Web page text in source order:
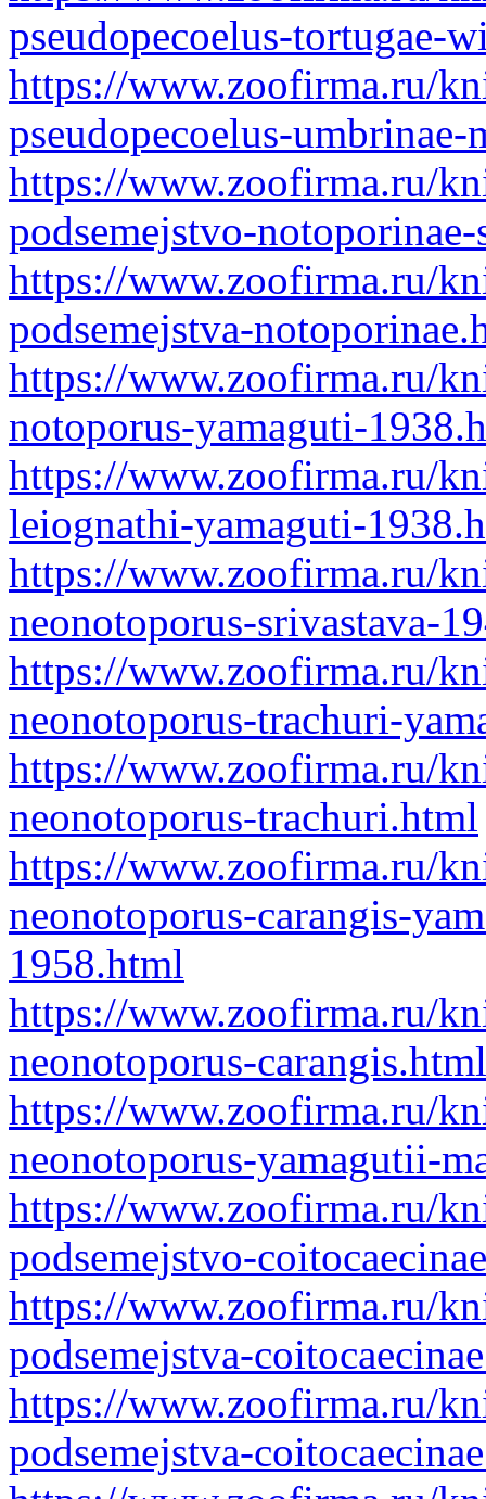
pseudopecoelus-tortugae-
https://www.zoofirma.ru/
pseudopecoelus-
https://www.zoofirma.ru/
podsemejstvo-
https://www.zoofirma.ru/
podsemejstva-
https://www.zoofirma.ru/
notoporus-yamaguti-
https://www.zoofirma.ru/
leiognathi-yamaguti-
https://www.zoofirma.ru/
neonotoporus-srivastava-
https://www.zoofirma.ru/
neonotoporus-trachuri-
https://www.zoofirma.ru/
neonotoporus-trachuri.html
https://www.zoofirma.ru/
neonotoporus-carangis-
1958.html
https://www.zoofirma.ru/
neonotoporus-carangis.html
https://www.zoofirma.ru/
neonotoporus-yamagutii-
https://www.zoofirma.ru/
podsemejstvo-
https://www.zoofirma.ru/
podsemejstva-
https://www.zoofirma.ru/
podsemejstva-